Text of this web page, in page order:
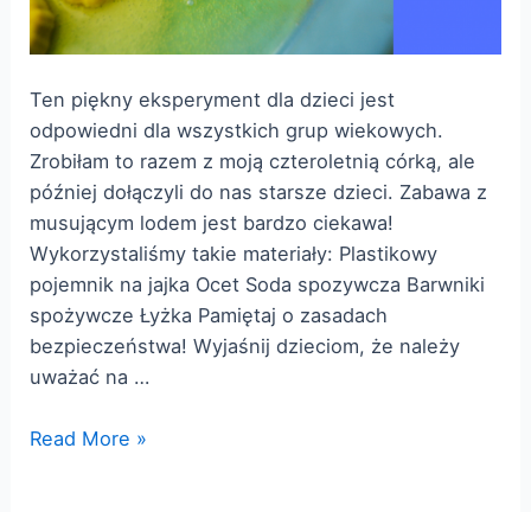
Ten piękny eksperyment dla dzieci jest
odpowiedni dla wszystkich grup wiekowych.
Zrobiłam to razem z moją czteroletnią córką, ale
później dołączyli do nas starsze dzieci. Zabawa z
musującym lodem jest bardzo ciekawa!
Wykorzystaliśmy takie materiały: Plastikowy
pojemnik na jajka Ocet Soda spozywcza Barwniki
spożywcze Łyżka Pamiętaj o zasadach
bezpieczeństwa! Wyjaśnij dzieciom, że należy
uważać na …
Łatwy
Read More »